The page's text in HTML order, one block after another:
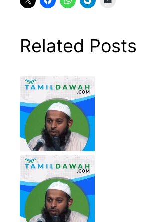
Related Posts